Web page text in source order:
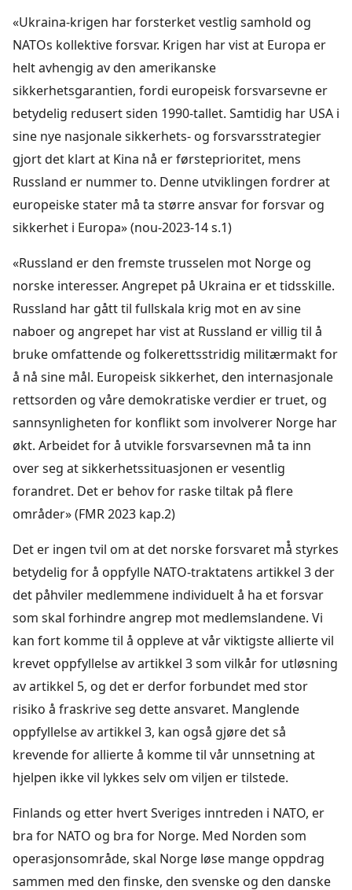
«Ukraina-krigen har forsterket vestlig samhold og
NATOs kollektive forsvar. Krigen har vist at Europa er
helt avhengig av den amerikanske
sikkerhetsgarantien, fordi europeisk forsvarsevne er
betydelig redusert siden 1990-tallet. Samtidig har USA i
sine nye nasjonale sikkerhets- og forsvarsstrategier
gjort det klart at Kina nå er førsteprioritet, mens
Russland er nummer to. Denne utviklingen fordrer at
europeiske stater må ta større ansvar for forsvar og
sikkerhet i Europa» (nou-2023-14 s.1)
«Russland er den fremste trusselen mot Norge og
norske interesser. Angrepet på Ukraina er et tidsskille.
Russland har gått til fullskala krig mot en av sine
naboer og angrepet har vist at Russland er villig til å
bruke omfattende og folkerettsstridig militærmakt for
å nå sine mål. Europeisk sikkerhet, den internasjonale
rettsorden og våre demokratiske verdier er truet, og
sannsynligheten for konflikt som involverer Norge har
økt. Arbeidet for å utvikle forsvarsevnen må ta inn
over seg at sikkerhetssituasjonen er vesentlig
forandret. Det er behov for raske tiltak på flere
områder» (FMR 2023 kap.2)
Det er ingen tvil om at det norske forsvaret må̊ styrkes
betydelig for å oppfylle NATO-traktatens artikkel 3 der
det påhviler medlemmene individuelt å ha et forsvar
som skal forhindre angrep mot medlemslandene. Vi
kan fort komme til å oppleve at vår viktigste allierte vil
krevet oppfyllelse av artikkel 3 som vilkår for utløsning
av artikkel 5, og det er derfor forbundet med stor
risiko å fraskrive seg dette ansvaret. Manglende
oppfyllelse av artikkel 3, kan også gjøre det så
krevende for allierte å komme til vår unnsetning at
hjelpen ikke vil lykkes selv om viljen er tilstede.
Finlands og etter hvert Sveriges inntreden i NATO, er
bra for NATO og bra for Norge. Med Norden som
operasjonsområde, skal Norge løse mange oppdrag
sammen med den finske, den svenske og den danske